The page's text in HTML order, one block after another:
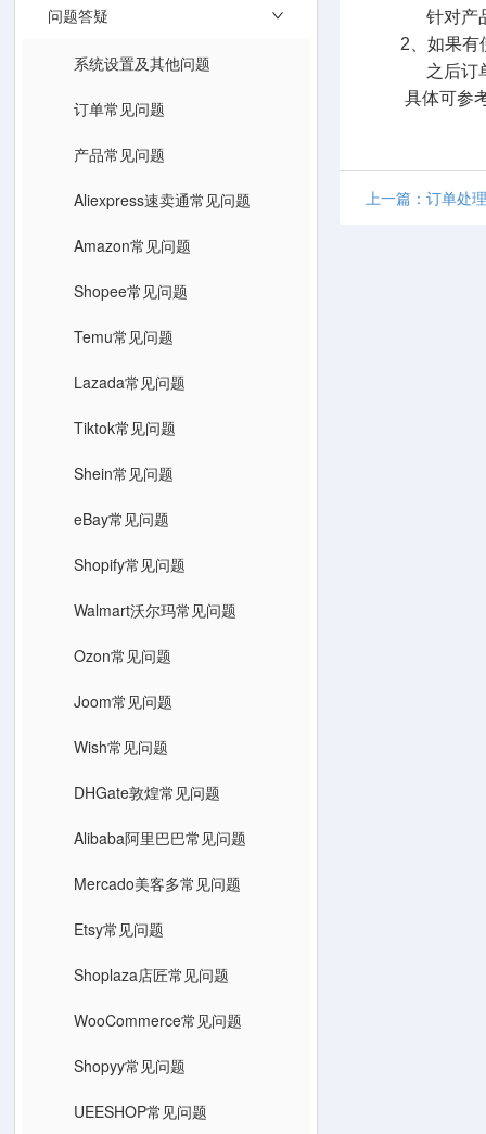
问题答疑
系统设置及其他问题
订单常见问题
产品常见问题
Aliexpress速卖通常见问题
Amazon常见问题
Shopee常见问题
Temu常见问题
Lazada常见问题
Tiktok常见问题
Shein常见问题
eBay常见问题
Shopify常见问题
Walmart沃尔玛常见问题
Ozon常见问题
Joom常见问题
Wish常见问题
DHGate敦煌常见问题
Alibaba阿里巴巴常见问题
Mercado美客多常见问题
Etsy常见问题
Shoplaza店匠常见问题
WooCommerce常见问题
Shopyy常见问题
UEESHOP常见问题
针对产品
2、如果有使
之后订单同
具体可参
上一篇：订单处